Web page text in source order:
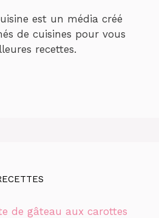
est un média créé
de cuisines pour vous
recettes.
de gâteau aux carottes